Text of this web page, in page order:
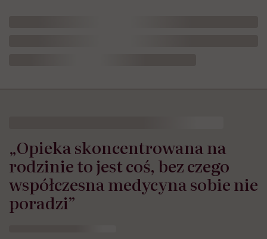
„Opieka skoncentrowana na
rodzinie to jest coś, bez czego
współczesna medycyna sobie nie
poradzi”